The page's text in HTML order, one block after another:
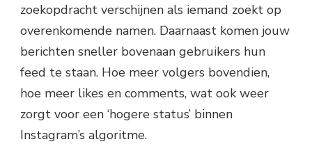
zoekopdracht verschijnen als iemand zoekt op
overenkomende namen. Daarnaast komen jouw
berichten sneller bovenaan gebruikers hun
feed te staan. Hoe meer volgers bovendien,
hoe meer likes en comments, wat ook weer
zorgt voor een ‘hogere status’ binnen
Instagram’s algoritme.